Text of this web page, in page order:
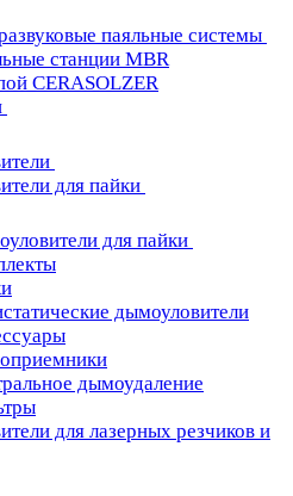
паяльные системы
станции MBR
CERASOLZER
для пайки
для пайки
дымоуловители
дымоудаление
для лазерных резчиков и